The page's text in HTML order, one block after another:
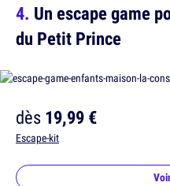
Un escape game
du Petit Prince
dès19,99 €
Escape-kit